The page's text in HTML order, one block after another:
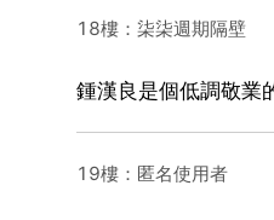
18樓：柒柒週期隔壁
鍾漢良是個低調敬業
19樓：匿名使用者